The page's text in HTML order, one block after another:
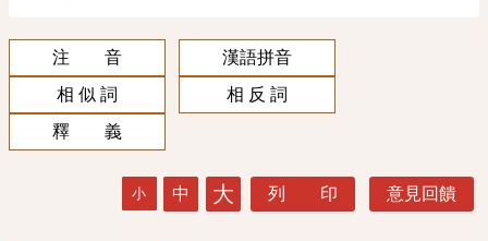
注 音
漢語拼音
相 似 詞
相 反 詞
釋 義
小 中 大 列 印 意見回饋